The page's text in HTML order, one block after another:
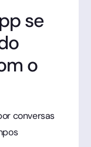
se
o
conversas